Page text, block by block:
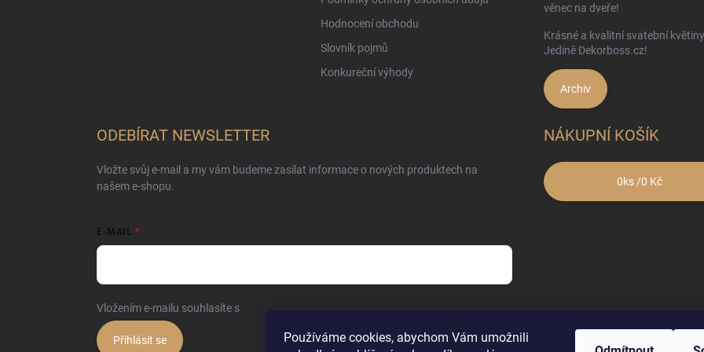
Používáme cookies, abychom Vám umožnili
Hodnocení obchodu
Slovník pojmů
Konkureční výhody
věnec na dveře!
Krásné a kvalitní svatební
Jedině Dekorboss.cz!
Archiv
ODEBÍRAT NEWSLETTER
Vložte svůj e-mail a my vám budeme zasílat informace o nových produktech na
našem e-shopu.
E-MAIL
Vložením e-mailu souhlasíte s
Přihlásit se
NÁKUPNÍ KOŠÍK
0ks /0 Kč